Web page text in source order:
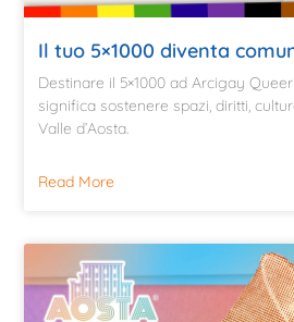
Il tuo 5×1000 diventa
Destinare il 5×1000 ad Arcigay
significa sostenere spazi, diritti,
Valle d’Aosta.
Read More